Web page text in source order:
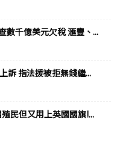
數千億美元欠稅 滙豐、...
訴 指法援被拒無錢繼...
民但又用上英國國旗!...